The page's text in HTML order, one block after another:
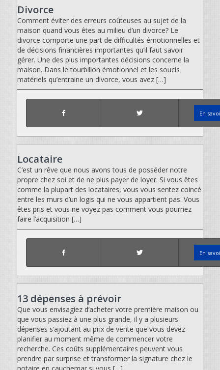
Divorce
Comment éviter des erreurs coûteuses au sujet de la
maison quand vous êtes au milieu d’un divorce? Le
divorce comporte une part de difficultés émotionnelles et
de décisions financières importantes qu’il faut savoir
gérer. Une des plus importantes décisions concerne la
maison. Dans le tourbillon émotionnel et les soucis
matériels qu’entraine un divorce, vous avez […]
En
Locataire
C’est un rêve que nous avons tous de posséder notre
propre chez soi et de ne plus payer de loyer. Si vous êtes
comme la plupart des locataires, vous vous sentez coincé
entre les murs d’un logis qui ne vous appartient pas. Vous
êtes pris et vous ne voyez pas comment vous pourriez
faire l’acquisition […]
En
13 dépenses à prévoir
Que vous envisagiez d’acheter votre première maison ou
que vous passiez à une plus grande, il y a plusieurs
dépenses s’ajoutant au prix de vente que vous devez
planifier au moment même de commencer votre
recherche. Ces coûts supplémentaires peuvent vous
prendre par surprise et transformer la signature chez le